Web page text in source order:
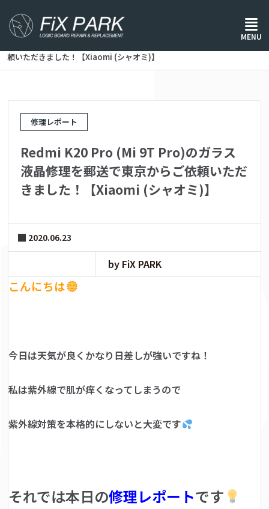
MENU
ホーム/ 修理レポート/
Redmi K20 Pro (Mi 9T Pro)のガラス液晶修理を郵送で東京からご依
頼いただきました！【Xiaomi (シャオミ)】
修理レポート
Redmi K20 Pro (Mi 9T Pro)のガラス
液晶修理を郵送で東京からご依頼いただ
きました！【Xiaomi (シャオミ)】
2020.06.23
by FiX PARK
こんにちは
今日は天気が良くかなり日差しが強いですね！
私は紫外線で肌が痒くなってしまうので
紫外線対策を本格的にしないと大変です
それでは本日の修理レポートです